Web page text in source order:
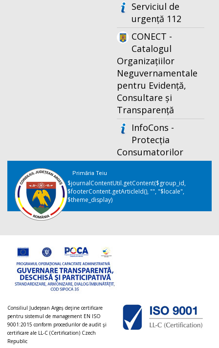
Serviciul de
urgență 112
CONECT -
Catalogul
Organizațiilor
Neguvernamentale
pentru Evidență,
Consultare și
Transparență
InfoCons -
Protecția
Consumatorilor
Primăria Teiu
$journalContentUtil.getContent($group_id,
$footerContent.getArticleId(), "", "$locale",
$theme_display)
Consiliul Judeţean Argeș deţine certificare
pentru sistemul de management EN ISO
9001:2015 conform procedurilor de audit şi
certificare ale LL-C (Certification) Czech
Republic